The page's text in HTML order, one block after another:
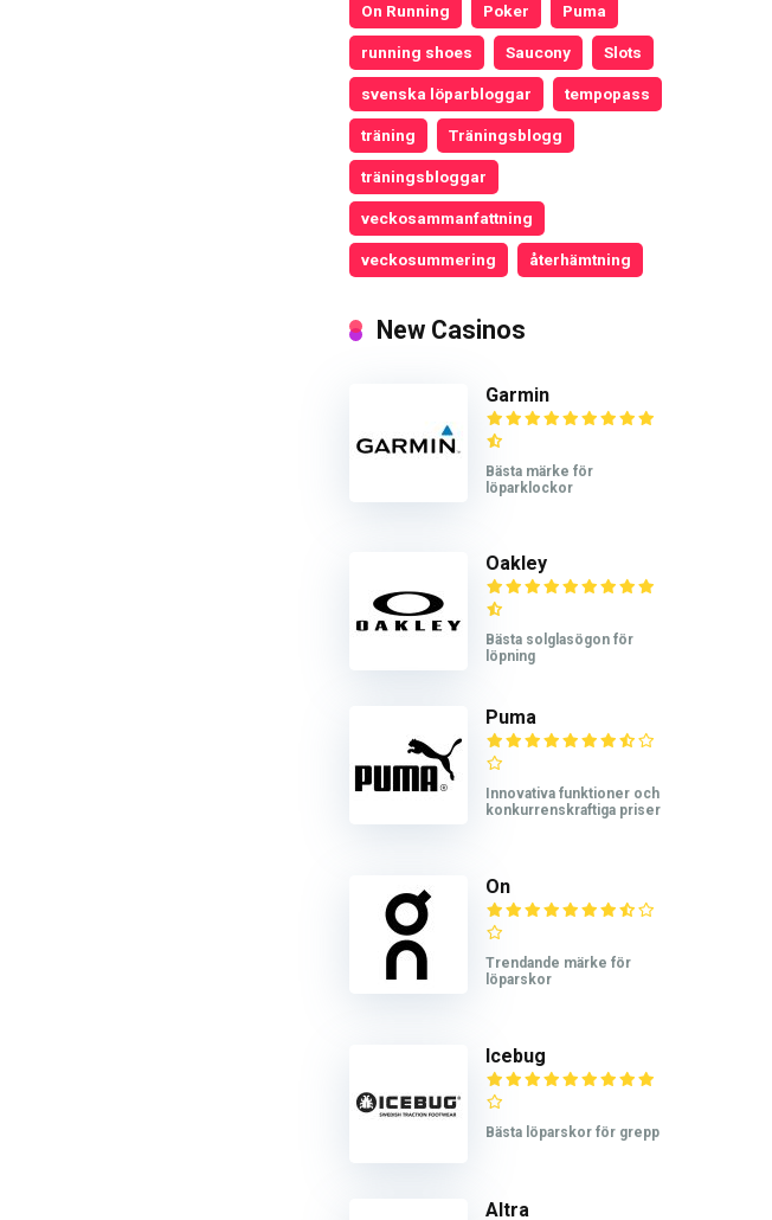
On Running Poker Puma
running shoes Saucony Slots
svenska löparbloggar tempopass
träning Träningsblogg
träningsbloggar
veckosammanfattning
veckosummering återhämtning
New Casinos
Garmin
Bästa märke för
löparklockor
Oakley
Bästa solglasögon för
löpning
Puma
Innovativa funktioner och
konkurrenskraftiga priser
On
Trendande märke för
löparskor
Icebug
Bästa löparskor för grepp
Altra